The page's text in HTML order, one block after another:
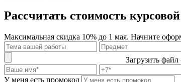
Рассчитать стоимость
Максимальная скидка 10% до 1 мая. Начните
Загрузить файл
У меня есть промокод